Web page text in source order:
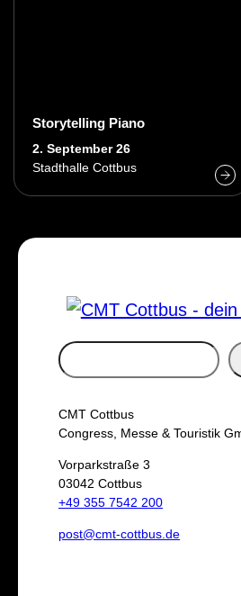
Storytelling Piano
2. September 26
Stadthalle Cottbus
S
u
c
h
e
n
CMT Cottbus
Congress, Messe & Touristik
Vorparkstraße 3
03042 Cottbus
+49 355 7542 200
post@cmt-cottbus.de